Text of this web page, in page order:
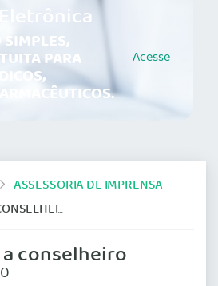
PARA Acesse
ASSESSORIA DE IMPRENSA
conselheiro